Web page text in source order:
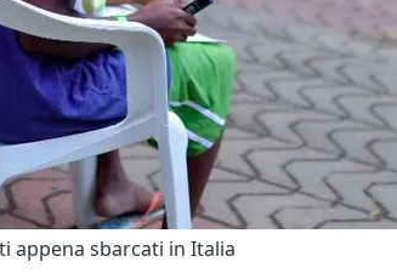
appena sbarcati in Italia